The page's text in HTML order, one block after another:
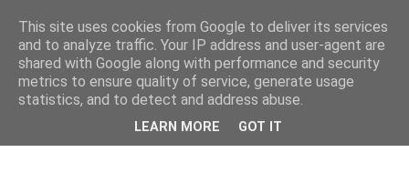
This site uses cookies from Google to deliver its services
and to analyze traffic. Your IP address and user-agent are
shared with Google along with performance and security
metrics to ensure quality of service, generate usage
statistics, and to detect and address abuse.
LEARN MORE GOT IT